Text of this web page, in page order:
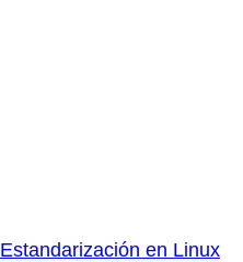
Estandarización en Linux